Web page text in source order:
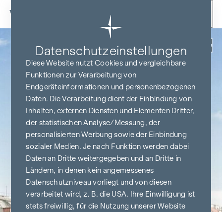
Zum Inhalt springen
Datenschutz­einstellungen
Diese Website nutzt Cookies und vergleichbare
Funktionen zur Verarbeitung von
Endgeräteinformationen und personenbezogenen
Daten. Die Verarbeitung dient der Einbindung von
Inhalten, externen Diensten und Elementen Dritter,
der statistischen Analyse/Messung, der
personalisierten Werbung sowie der Einbindung
sozialer Medien. Je nach Funktion werden dabei
Daten an Dritte weitergegeben und an Dritte in
Ländern, in denen kein angemessenes
Datenschutzniveau vorliegt und von diesen
verarbeitet wird, z. B. die USA. Ihre Einwilligung ist
stets freiwillig, für die Nutzung unserer Website